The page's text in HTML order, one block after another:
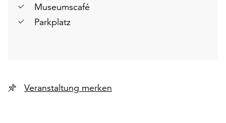
Museumscafé
Parkplatz
Veranstaltung merken